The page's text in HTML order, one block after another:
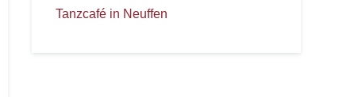
Tanzcafé in Neuffen